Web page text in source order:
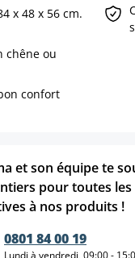
x 48 x 56 cm.
chêne ou
confort
et son équipe te
pour toutes les
à nos produits !
0801 84 00 19